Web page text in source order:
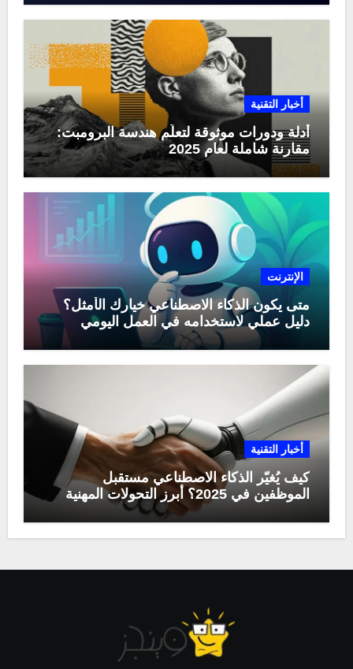
أخبار التقنية
أدلة ودورات موثوقة لتعلّم هندسة البرومبت:
مقارنة شاملة لعام 2025
الإنترنت
متى يكون الذكاء الاصطناعي خيارك الأمثل؟
دليل عملي لاستخدامه في العمل اليومي
أخبار التقنية
كيف يُغيّر الذكاء الاصطناعي مستقبل
الموظفين في 2025؟ أبرز التحولات المهنية